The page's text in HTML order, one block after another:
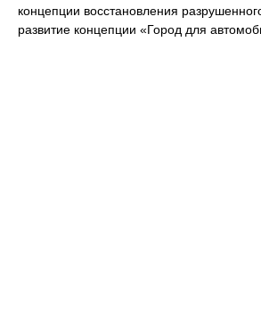
концепции восстановления
развитие концепции «Город для